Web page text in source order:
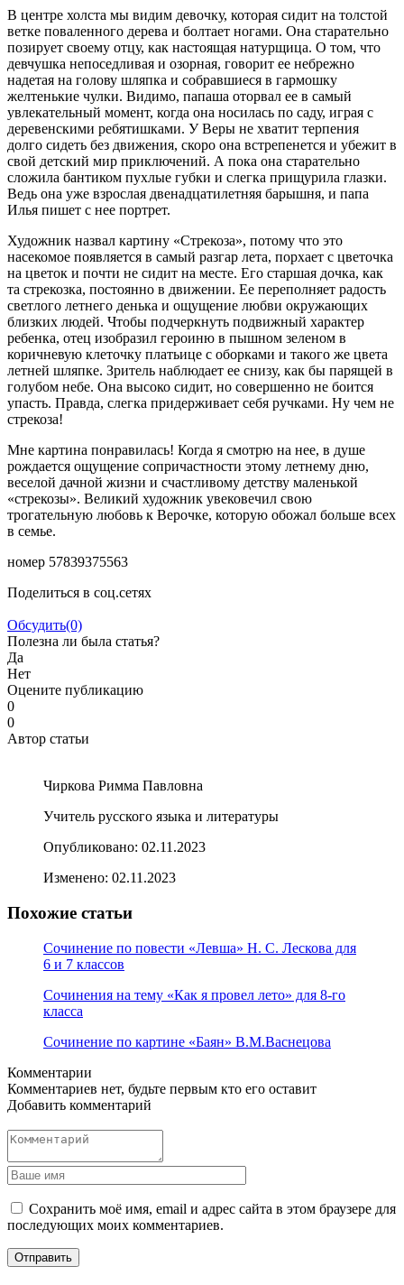
В центре холста мы видим девочку, которая сидит на толстой
ветке поваленного дерева и болтает ногами. Она старательно
позирует своему отцу, как настоящая натурщица. О том, что
девчушка непоседливая и озорная, говорит ее небрежно
надетая на голову шляпка и собравшиеся в гармошку
желтенькие чулки. Видимо, папаша оторвал ее в самый
увлекательный момент, когда она носилась по саду, играя с
деревенскими ребятишками. У Веры не хватит терпения
долго сидеть без движения, скоро она встрепенется и убежит в
свой детский мир приключений. А пока она старательно
сложила бантиком пухлые губки и слегка прищурила глазки.
Ведь она уже взрослая двенадцатилетняя барышня, и папа
Илья пишет с нее портрет.
Художник назвал картину «Стрекоза», потому что это
насекомое появляется в самый разгар лета, порхает с цветочка
на цветок и почти не сидит на месте. Его старшая дочка, как
та стрекозка, постоянно в движении. Ее переполняет радость
светлого летнего денька и ощущение любви окружающих
близких людей. Чтобы подчеркнуть подвижный характер
ребенка, отец изобразил героиню в пышном зеленом в
коричневую клеточку платьице с оборками и такого же цвета
летней шляпке. Зритель наблюдает ее снизу, как бы парящей в
голубом небе. Она высоко сидит, но совершенно не боится
упасть. Правда, слегка придерживает себя ручками. Ну чем не
стрекоза!
Мне картина понравилась! Когда я смотрю на нее, в душе
рождается ощущение сопричастности этому летнему дню,
веселой дачной жизни и счастливому детству маленькой
«стрекозы». Великий художник увековечил свою
трогательную любовь к Верочке, которую обожал больше всех
в семье.
номер 57839375563
Поделиться в соц.сетях
Обсудить(0)
Полезна ли была статья?
Да
Нет
Оцените публикацию
0
0
Автор статьи
Чиркова Римма Павловна
Учитель русского языка и литературы
Опубликовано: 02.11.2023
Изменено: 02.11.2023
Похожие статьи
Сочинение по повести «Левша» Н. С. Лескова для
6 и 7 классов
Сочинения на тему «Как я провел лето» для 8-го
класса
Сочинение по картине «Баян» В.М.Васнецова
Комментарии
Комментариев нет, будьте первым кто его оставит
Добавить комментарий
Сохранить моё имя, email и адрес сайта в этом браузере для
последующих моих комментариев.